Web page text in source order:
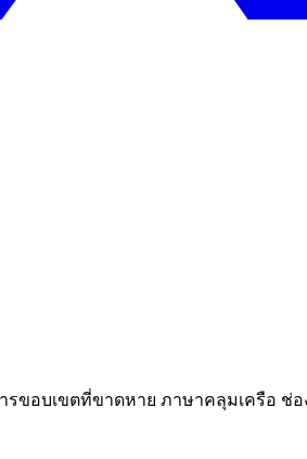
รขอบเขตที่ขาดหาย ภาษาคลุมเครือ